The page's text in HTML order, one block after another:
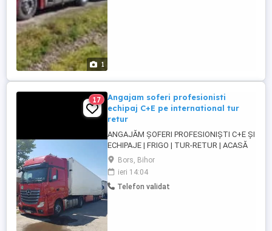
1
17
Angajam soferi profesionisti
echipaj C+E pe international tur
retur
ANGAJĂM ȘOFERI PROFESIONIȘTI C+E ȘI
ECHIPAJE | FRIGO | TUR-RETUR | ACASĂ
SĂPTĂMÂNAL | ORADEA Companie de
transport din Oradea angajează șoferi
profesioniști categoria C+E și echipaje
pentru transport internațional pe
Bors, Bihor
ieri 14:04
Telefon validat